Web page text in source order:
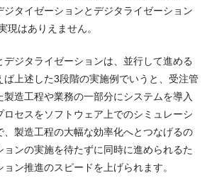
ジタイゼーションとデジタライゼーション
現はありえません。
ジタライゼーションは、並行して進める
ば上述した3段階の実施例でいうと、受注管
造工程や業務の一部分にシステムを導入
セスをソフトウェア上でのシミュレーシ
、製造工程の大幅な効率化へとつなげるの
ョンの実施を待たずに同時に進められるた
ン推進のスピードを上げられます。